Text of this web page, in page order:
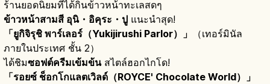
ร้านยอดนิยมที่ได้กินข้าวหน้าทะเลสดๆ
ข้าวหน้าสามสี อุนิ・อิคุระ・ปู แนะนำสุด!
「ยูกิจิรุชิ พาร์เลอร์（Yukijirushi Parlor）」
（เทอร์มินัล
ภายในประเทศ ชั้น 2）
ได้ชิมซอฟต์ครีมเข้มข้นสไตล์ฮอกไกโด!
「รอยซ์ ช็อกโกแลตเวิลด์（ROYCE' Chocolate World）」